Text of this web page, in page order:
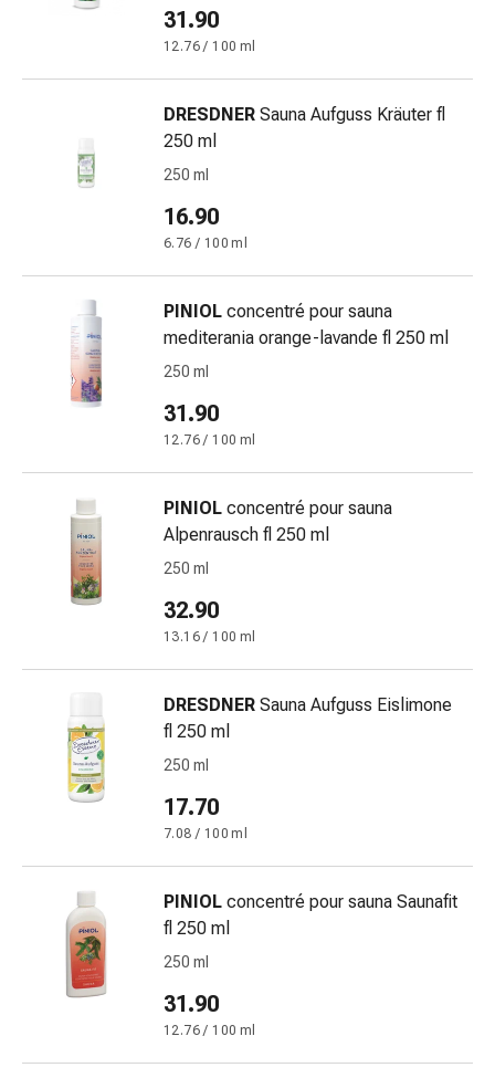
delle
ferite
ferite
Strisce
chiusura
delle
ferite
tiraggio
Orecchie
e
occhi
dell'orecchio
Cura
delle
orecchie
Gocce
oculari
degli
occhi
Bende
occhi
Igiene
oculare
31.90
12.76 / 100 ml
DRESDNER Sauna Aufguss Kräuter fl
250 ml
250 ml
16.90
6.76 / 100 ml
PINIOL concentré pour sauna
mediterania orange-lavande fl 250 ml
250 ml
31.90
12.76 / 100 ml
PINIOL concentré pour sauna
Alpenrausch fl 250 ml
250 ml
32.90
13.16 / 100 ml
DRESDNER Sauna Aufguss Eislimone
fl 250 ml
250 ml
17.70
7.08 / 100 ml
PINIOL concentré pour sauna Saunafit
fl 250 ml
250 ml
31.90
12.76 / 100 ml